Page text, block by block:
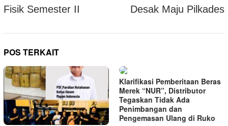
Fisik Semester II
Desak Maju Pilkades
POS TERKAIT
Klarifikasi Pemberitaan Beras
Merek “NUR”, Distributor
Tegaskan Tidak Ada
Penimbangan dan
Pengemasan Ulang di Ruko